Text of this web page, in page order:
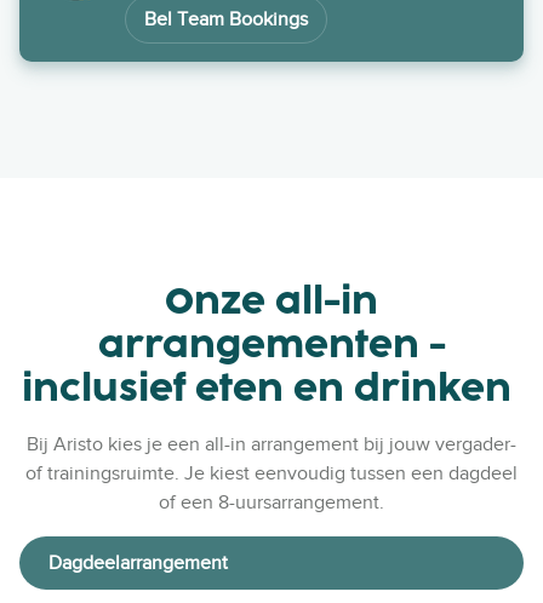
Bel Team Bookings
Onze all-in
arrangementen -
inclusief eten en drinken
Bij Aristo kies je een all-in arrangement bij jouw vergader-
of trainingsruimte. Je kiest eenvoudig tussen een dagdeel
of een 8-uursarrangement.
Dagdeelarrangement